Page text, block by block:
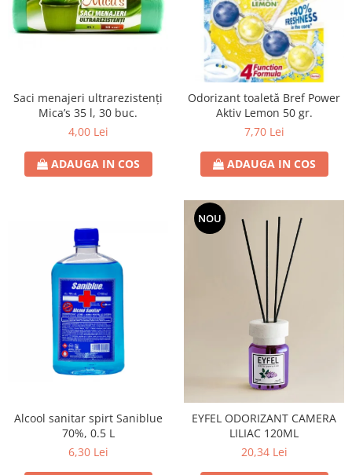
Saci menajeri ultrarezistenți
Mica’s 35 l, 30 buc.
4,00 Lei
ADAUGA IN COS
Odorizant toaletă Bref Power
Aktiv Lemon 50 gr.
7,70 Lei
ADAUGA IN COS
Alcool sanitar spirt Saniblue
70%, 0.5 L
6,30 Lei
NOU
EYFEL ODORIZANT CAMERA
LILIAC 120ML
20,34 Lei